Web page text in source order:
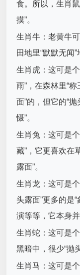
食。所以，生肖
摸”。
生肖牛：老黄牛
田地里“默默无闻
生肖虎：这可是
雨”，在森林里“
面”的，但它的“抛
慑”。
生肖兔：这可是
藏”，它更喜欢在
露面”。
生肖龙：这可是
头露面”更多的是
演等等，它本身并
生肖蛇：这可是
黑暗中，很少“抛
生肖马：这可是